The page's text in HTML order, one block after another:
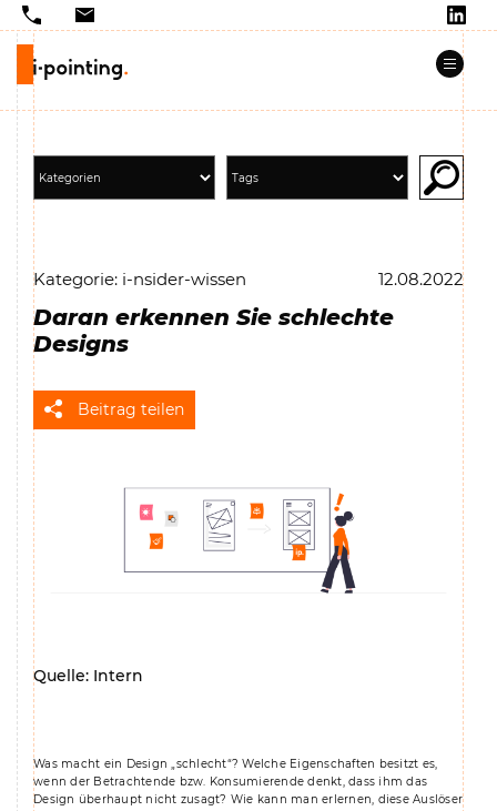
Kategorie: i-nsider-wissen 12.08.2022
Daran erkennen Sie schlechte
Designs
Beitrag teilen
Quelle: Intern
Was macht ein Design „schlecht“? Welche Eigenschaften besitzt es,
wenn der Betrachtende bzw. Konsumierende denkt, dass ihm das
Design überhaupt nicht zusagt? Wie kann man erlernen, diese Auslöser